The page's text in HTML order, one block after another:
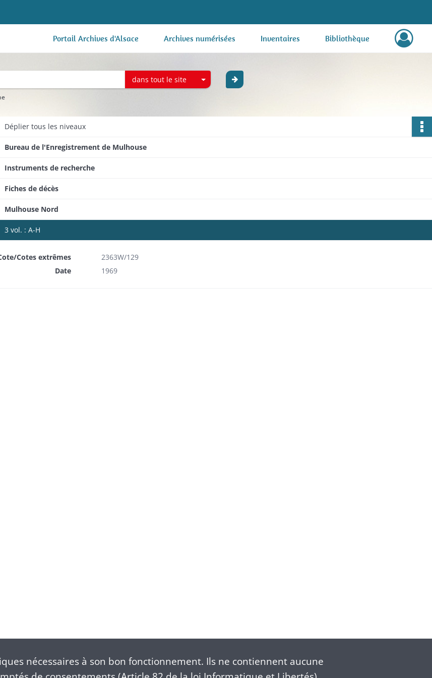
Portail Archives d'Alsace Archives numérisées Inventaires Bibliothèque
dans tout le site
Dépliertous les niveaux
Bureau de l'Enregistrement de Mulhouse
Instruments de recherche
Fiches de décès
Mulhouse Nord
3 vol. : A-H
Cotes extrêmes
2363W/129
Date
1969
nécessaires à son bon fonctionnement. Ils ne contiennent aucune